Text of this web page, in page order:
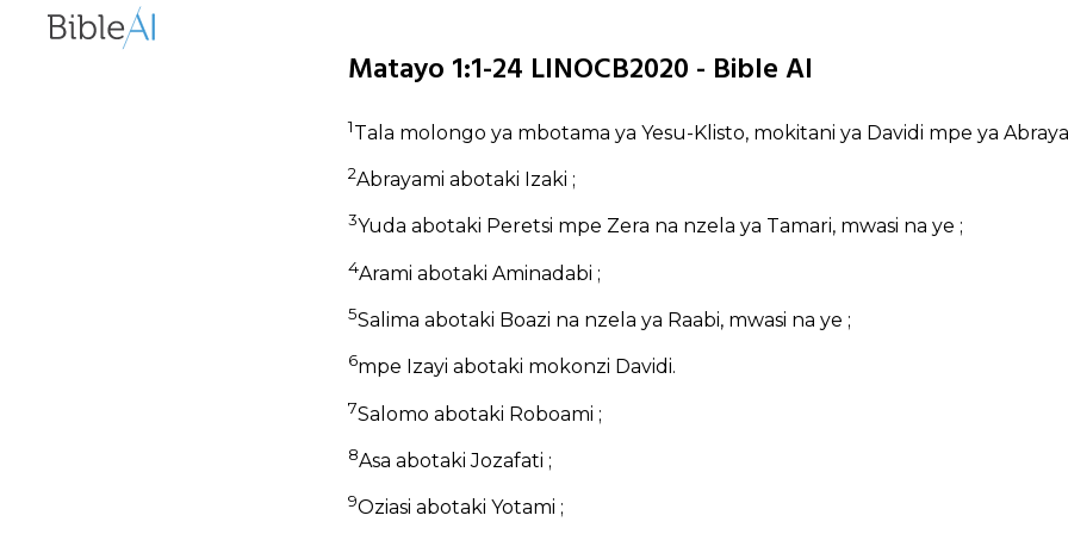
Matayo 1:1-24 LINOCB2020 - Bible AI
1Tala molongo ya mbotama ya Yesu-Klisto, mokitani ya Davidi mpe ya
2Abrayami abotaki Izaki ;
3Yuda abotaki Peretsi mpe Zera na nzela ya Tamari, mwasi na ye ;
4Arami abotaki Aminadabi ;
5Salima abotaki Boazi na nzela ya Raabi, mwasi na ye ;
6mpe Izayi abotaki mokonzi Davidi.
7Salomo abotaki Roboami ;
8Asa abotaki Jozafati ;
9Oziasi abotaki Yotami ;